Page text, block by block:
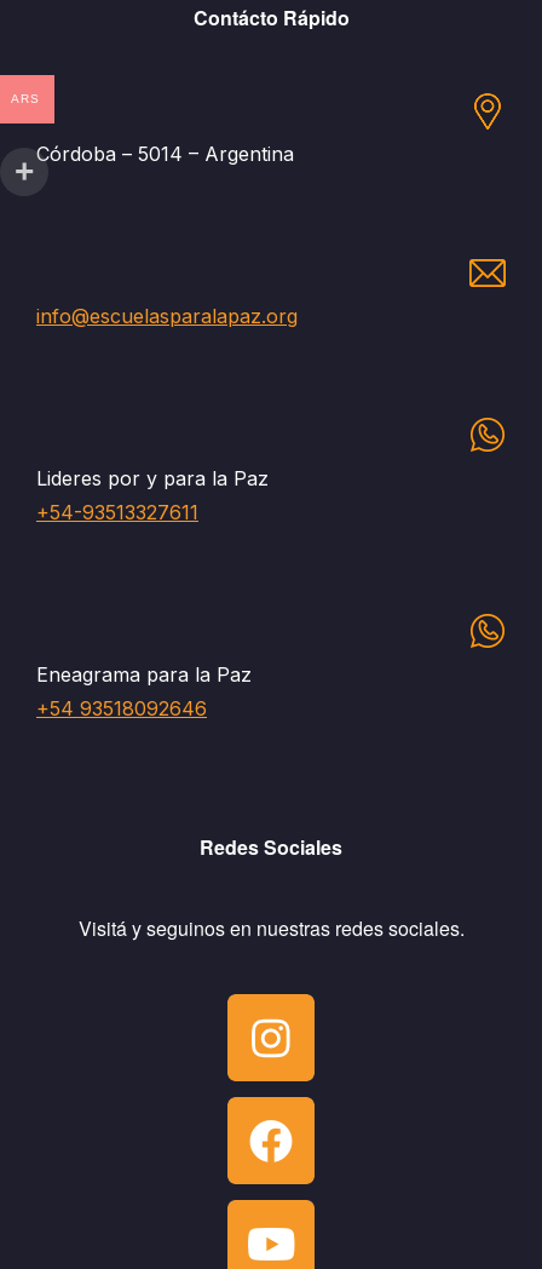
Contácto Rápido
Córdoba – 5014 – Argentina
info@escuelasparalapaz.org
Lideres por y para la Paz
+54-93513327611
Eneagrama para la Paz
+54 93518092646
Redes Sociales
Visitá y seguinos en nuestras redes sociales.
ARS